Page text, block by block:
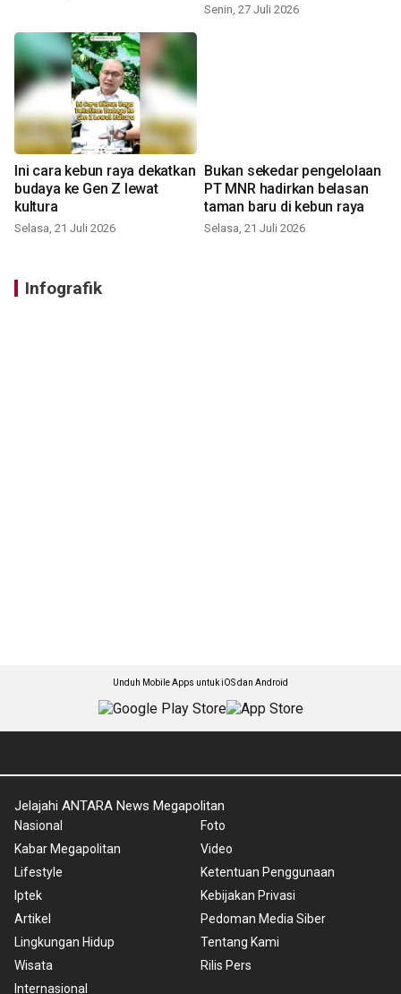
Senin, 27 Juli 2026
Ini cara kebun raya dekatkan
budaya ke Gen Z lewat
kultura
Selasa, 21 Juli 2026
Bukan sekedar pengelolaan
PT MNR hadirkan belasan
taman baru di kebun raya
Selasa, 21 Juli 2026
Infografik
Unduh Mobile Apps untuk iOS dan Android
Jelajahi ANTARA News Megapolitan
Nasional
Kabar Megapolitan
Lifestyle
Iptek
Artikel
Lingkungan Hidup
Wisata
Internasional
Foto
Video
Ketentuan Penggunaan
Kebijakan Privasi
Pedoman Media Siber
Tentang Kami
Rilis Pers